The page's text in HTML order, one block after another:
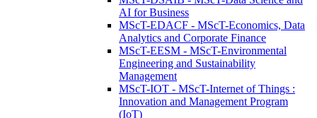
AI for Business
MScT-EDACF - MScT-Economics, Data
Analytics and Corporate Finance
MScT-EESM - MScT-Environmental
Engineering and Sustainability
Management
MScT-IOT - MScT-Internet of Things :
Innovation and Management Program
(IoT)